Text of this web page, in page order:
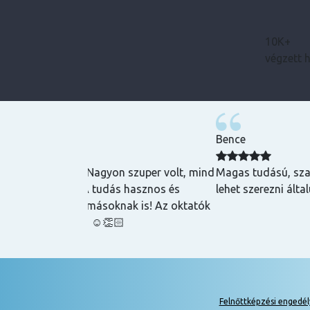
10K+
végzett
Magas tudású, szakképzett emberek
lehet szerezni általuk
Felnőttképzési